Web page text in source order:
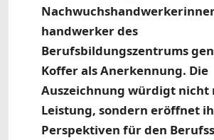
handwerker des
Berufsbildungszentrums
Koffer als Anerkennung. Die
Auszeichnung würdigt nicht
Leistung, sondern eröffnet
Perspektiven für den